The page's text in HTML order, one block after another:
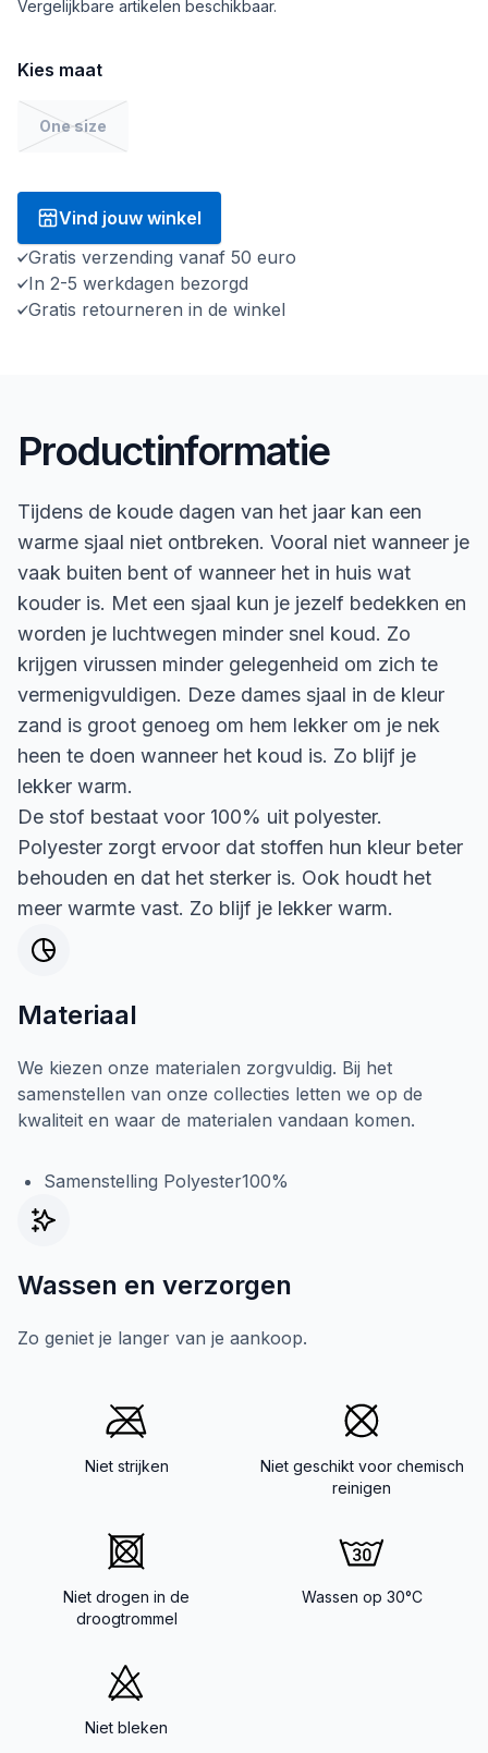
Vergelijkbare artikelen beschikbaar.
Kies maat
One size
Vind jouw winkel
Gratis verzending vanaf 50 euro
In 2-5 werkdagen bezorgd
Gratis retourneren in de winkel
Productinformatie
Tijdens de koude dagen van het jaar kan een
warme sjaal niet ontbreken. Vooral niet wanneer je
vaak buiten bent of wanneer het in huis wat
kouder is. Met een sjaal kun je jezelf bedekken en
worden je luchtwegen minder snel koud. Zo
krijgen virussen minder gelegenheid om zich te
vermenigvuldigen. Deze dames sjaal in de kleur
zand is groot genoeg om hem lekker om je nek
heen te doen wanneer het koud is. Zo blijf je
lekker warm.
De stof bestaat voor 100% uit polyester.
Polyester zorgt ervoor dat stoffen hun kleur beter
behouden en dat het sterker is. Ook houdt het
meer warmte vast. Zo blijf je lekker warm.
Materiaal
We kiezen onze materialen zorgvuldig. Bij het
samenstellen van onze collecties letten we op de
kwaliteit en waar de materialen vandaan komen.
Samenstelling Polyester100%
Wassen en verzorgen
Zo geniet je langer van je aankoop.
Niet strijken
Niet geschikt voor chemisch
reinigen
Niet drogen in de
droogtrommel
Wassen op 30°C
Niet bleken